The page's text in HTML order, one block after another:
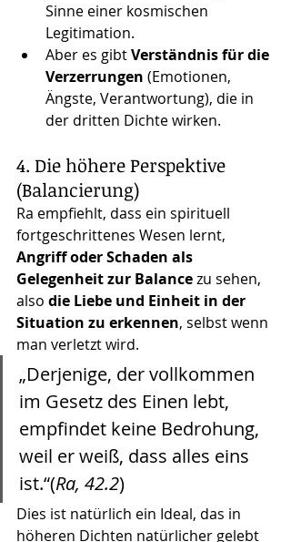
Sinne einer kosmischen
Legitimation.
Aber es gibt Verständnis für die
Verzerrungen (Emotionen,
Ängste, Verantwortung), die in
der dritten Dichte wirken.
4. Die höhere Perspektive
(Balancierung)
Ra empfiehlt, dass ein spirituell
fortgeschrittenes Wesen lernt,
Angriff oder Schaden als
Gelegenheit zur Balance zu sehen,
also die Liebe und Einheit in der
Situation zu erkennen, selbst wenn
man verletzt wird.
„Derjenige, der vollkommen
im Gesetz des Einen lebt,
empfindet keine Bedrohung,
weil er weiß, dass alles eins
ist.“(Ra, 42.2)
Dies ist natürlich ein Ideal, das in
höheren Dichten natürlicher gelebt